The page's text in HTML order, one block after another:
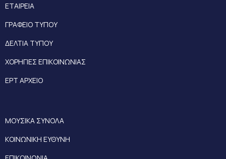
ΕΤΑΙΡΕΙΑ
ΓΡΑΦΕΙΟ ΤΥΠΟΥ
ΔΕΛΤΙΑ ΤΥΠΟΥ
ΧΟΡΗΓΙΕΣ ΕΠΙΚΟΙΝΩΝΙΑΣ
ΕΡΤ ΑΡΧΕΙΟ
ΜΟΥΣΙΚΑ ΣΥΝΟΛΑ
ΚΟΙΝΩΝΙΚΗ ΕΥΘΥΝΗ